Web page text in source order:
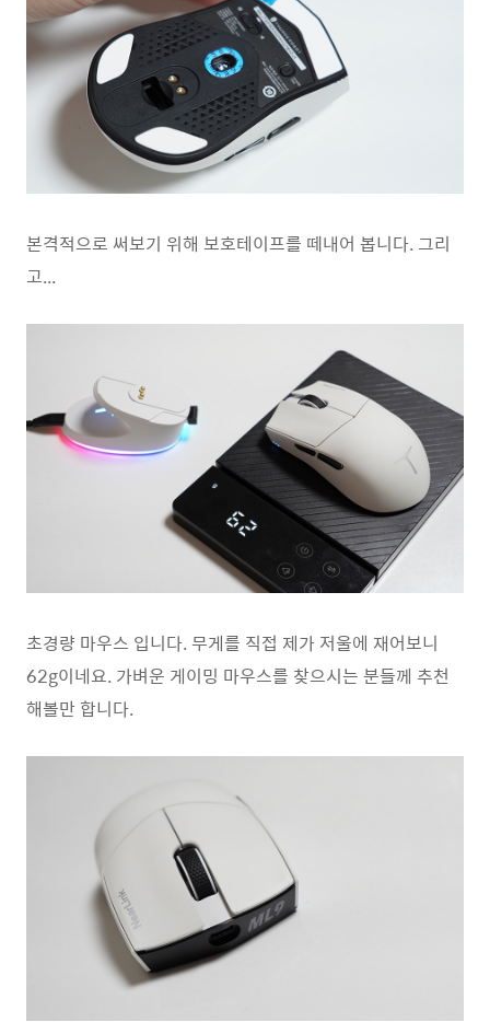
본격적으로 써보기 위해 보호테이프를 떼내어 봅니다. 그리
고...
초경량 마우스 입니다. 무게를 직접 제가 저울에 재어보니
62g이네요. 가벼운 게이밍 마우스를 찾으시는 분들께 추천
해볼만 합니다.